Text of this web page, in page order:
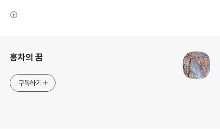
홍차의 꿈
구독하기